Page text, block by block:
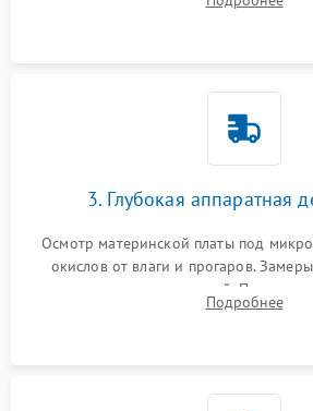
высохшей термопасты с
3. Глубокая аппаратная
Осмотр материнской платы под
окислов от влаги и прогаров.
дежурных напряжений. Проверка
мультиконтроллера, процессора
Подробнее